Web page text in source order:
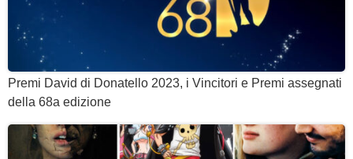
Premi David di Donatello 2023, i Vincitori e Premi assegnati
della 68a edizione